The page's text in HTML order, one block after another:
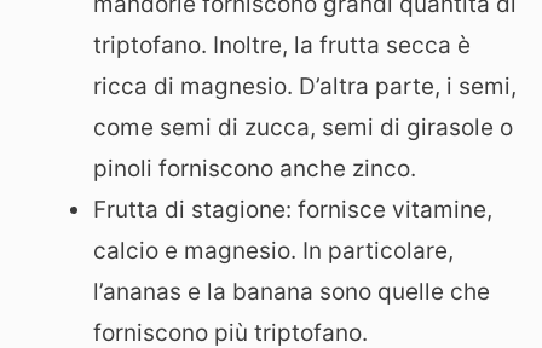
triptofano. Inoltre, la frutta secca è
ricca di magnesio. D’altra parte, i semi,
come semi di zucca, semi di girasole o
pinoli forniscono anche zinco.
Frutta di stagione: fornisce vitamine,
calcio e magnesio. In particolare,
l’ananas e la banana sono quelle che
forniscono più triptofano.